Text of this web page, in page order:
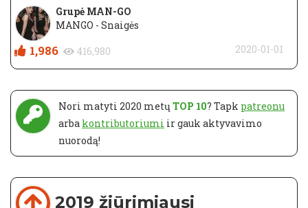
Grupė MAN-GO
MANGO - Snaigės
1,986 416,980 2020-01-01
Nori matyti 2020 metų TOP 10? Tapk patreonu
arba kontributoriumi ir gauk aktyvavimo
nuorodą!
2019 žiūrimiausi